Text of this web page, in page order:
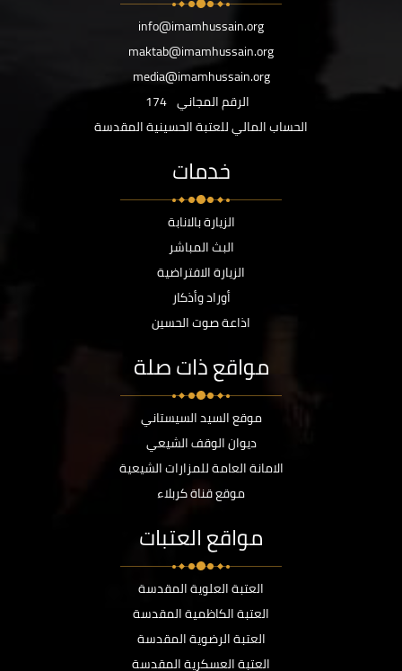
info@imamhussain.org
maktab@imamhussain.org
media@imamhussain.org
الرقم المجاني 174
الحساب المالي للعتبة الحسينية المقدسة
خدمات
الزيارة بالانابة
البث المباشر
الزيارة الافتراضية
أوراد وأذكار
اذاعة صوت الحسين
مواقع ذات صلة
موقع السيد السيستاني
ديوان الوقف الشيعي
الامانة العامة للمزارات الشيعية
موقع قناة كربلاء
مواقع العتبات
العتبة العلوية المقدسة
العتبة الكاظمية المقدسة
العتبة الرضوية المقدسة
العتبة العسكرية المقدسة